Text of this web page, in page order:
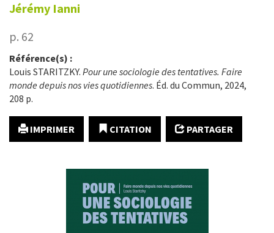
Jérémy Ianni
p. 62
Référence(s) :
Louis STARITZKY. Pour une sociologie des tentatives. Faire
monde depuis nos vies quotidiennes. Éd. du Commun, 2024,
208 p.
IMPRIMER CITATION PARTAGER